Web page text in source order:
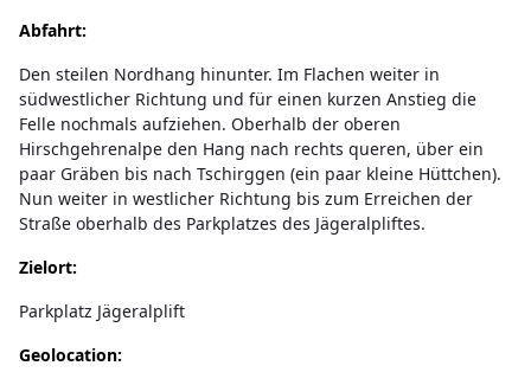
Abfahrt:
Den steilen Nordhang hinunter. Im Flachen weiter in
südwestlicher Richtung und für einen kurzen Anstieg die
Felle nochmals aufziehen. Oberhalb der oberen
Hirschgehrenalpe den Hang nach rechts queren, über ein
paar Gräben bis nach Tschirggen (ein paar kleine Hüttchen).
Nun weiter in westlicher Richtung bis zum Erreichen der
Straße oberhalb des Parkplatzes des Jägeralpliftes.
Zielort:
Parkplatz Jägeralplift
Geolocation: